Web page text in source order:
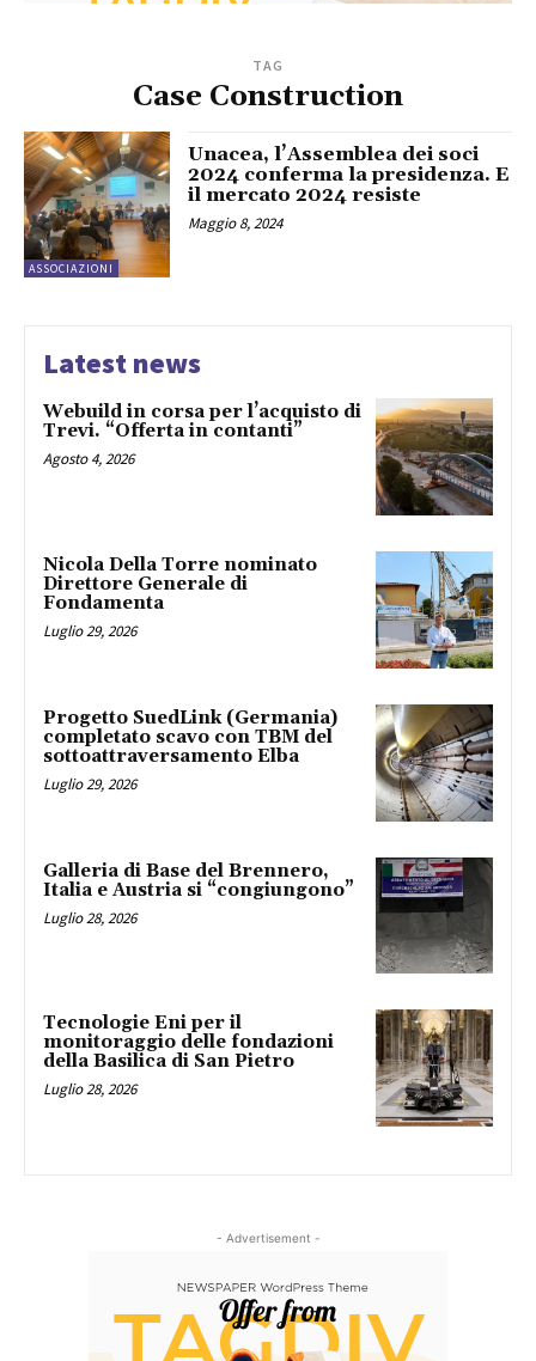
TAG
Case Construction
ASSOCIAZIONI
Unacea, l’Assemblea dei soci
2024 conferma la presidenza. E
il mercato 2024 resiste
Maggio 8, 2024
Latest news
Webuild in corsa per l’acquisto di
Trevi. “Offerta in contanti”
Agosto 4, 2026
Nicola Della Torre nominato
Direttore Generale di
Fondamenta
Luglio 29, 2026
Progetto SuedLink (Germania)
completato scavo con TBM del
sottoattraversamento Elba
Luglio 29, 2026
Galleria di Base del Brennero,
Italia e Austria si “congiungono”
Luglio 28, 2026
Tecnologie Eni per il
monitoraggio delle fondazioni
della Basilica di San Pietro
Luglio 28, 2026
- Advertisement -